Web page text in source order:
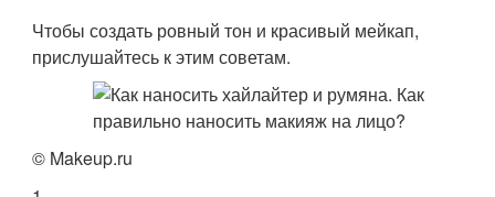
Чтобы создать ровный тон и красивый мейкап,
прислушайтесь к этим советам.
© Makeup.ru